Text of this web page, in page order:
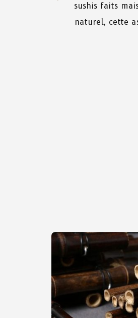
sushis faits
naturel, cette